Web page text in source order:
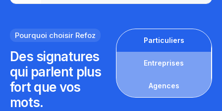
Pourquoi choisir Refoz
Des signatures
qui parlent plus
fort que vos
mots.
Particuliers
Entreprises
Agences